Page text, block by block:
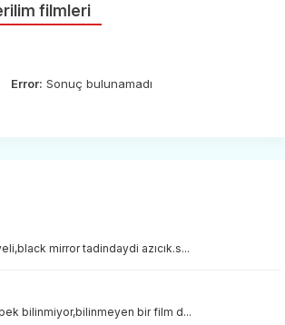
filmleri
Error: Sonuç bulunamadı
mirror tadindaydi azıcık.s...
bilinmiyor,bilinmeyen bir film d...